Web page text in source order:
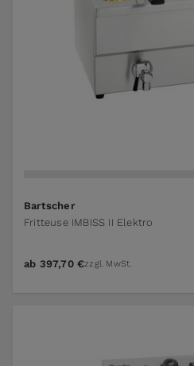
Bartscher
Fritteuse IMBISS II Elektro
ab 397,70 €zzgl. MwSt.